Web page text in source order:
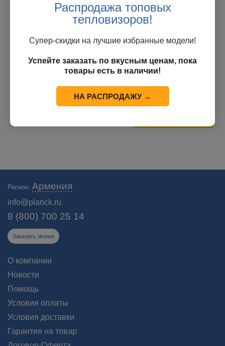
камера CQ-BTVC43C07-
В наличии у поставщика
тепловизор Planck N-
Driver P102 (384)
В наличии
78 000
безопасной езды. Купить инфракрасные камеры для автомобиля по
выгодной цене. Бесплатная доставка!
Регион: Армения
info@planck.ru
8 (800) 700 25 14
Заказать звонок
О компании
Новости
Помощь
Условия оплаты
Условия доставки
Гарантия на товар
Распродажа топовых
тепловизоров!
Супер-скидки на лучшие избранные модели!
Успейте заказать по вкусным ценам, пока
товары есть в наличии!
НА РАСПРОДАЖУ →